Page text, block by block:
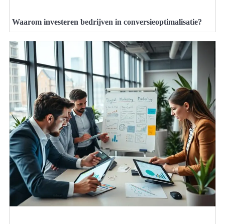
Waarom investeren bedrijven in conversieoptimalisatie?